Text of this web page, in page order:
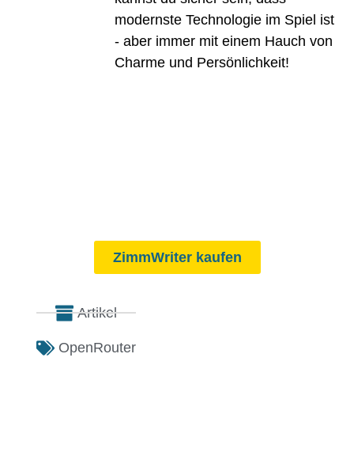
modernste Technologie im Spiel ist
- aber immer mit einem Hauch von
Charme und Persönlichkeit!
ZimmWriter kaufen
Artikel
OpenRouter